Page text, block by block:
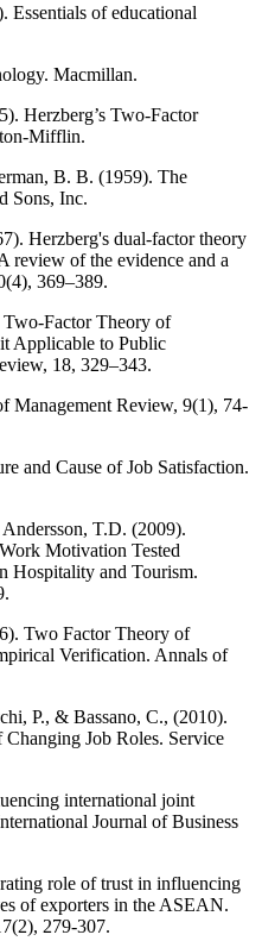
of educational
Macmillan.
Herzberg’s Two-Factor
Mifflin.
B. B. (1959). The
Sons, Inc.
Herzberg's dual-factor theory
review of the evidence and a
369–389.
Two-Factor Theory of
Applicable to Public
18, 329–343.
Management Review, 9(1), 74-
and Cause of Job Satisfaction.
T.D. (2009).
Motivation Tested
Hospitality and Tourism.
Two Factor Theory of
Verification. Annals of
P., & Bassano, C., (2010).
Job Roles. Service
international joint
Journal of Business
role of trust in influencing
of exporters in the ASEAN.
279-307.